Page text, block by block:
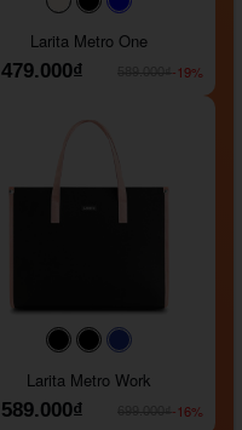
#faf0e6#000000
Larita Metro One
479.000₫
-19%
#000000#000000
Larita Metro Work
589.000₫
-16%